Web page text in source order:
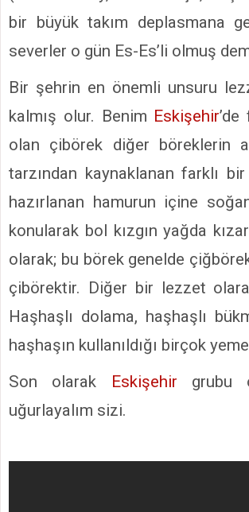
bir büyük takım deplasmana
severler o gün Es-Es’li olmuş
Bir şehrin en önemli unsuru
kalmış olur. Benim Eskişehir
olan çibörek diğer böreklerin
tarzından kaynaklanan farklı
hazırlanan hamurun içine
konularak bol kızgın yağda
olarak; bu börek genelde
çibörektir. Diğer bir lezzet
Haşhaşlı dolama, haşhaşlı
haşhaşın kullanıldığı birçok
Son olarak
Eskişehir grubu
uğurlayalım sizi.